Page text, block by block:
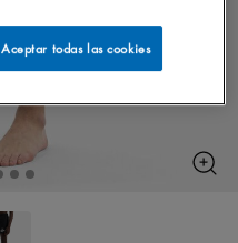
Aceptar todas las cookies